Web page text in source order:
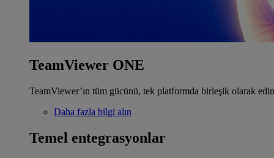
TeamViewer ONE
TeamViewer’ın tüm gücünü, tek platformda birleşik olarak
Daha fazla bilgi alın
Temel entegrasyonlar